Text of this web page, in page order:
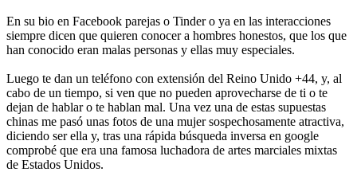
En su bio en Facebook parejas o Tinder o ya en las interacciones
siempre dicen que quieren conocer a hombres honestos, que los que
han conocido eran malas personas y ellas muy especiales.
Luego te dan un teléfono con extensión del Reino Unido +44, y, al
cabo de un tiempo, si ven que no pueden aprovecharse de ti o te
dejan de hablar o te hablan mal. Una vez una de estas supuestas
chinas me pasó unas fotos de una mujer sospechosamente atractiva,
diciendo ser ella y, tras una rápida búsqueda inversa en google
comprobé que era una famosa luchadora de artes marciales mixtas
de Estados Unidos.